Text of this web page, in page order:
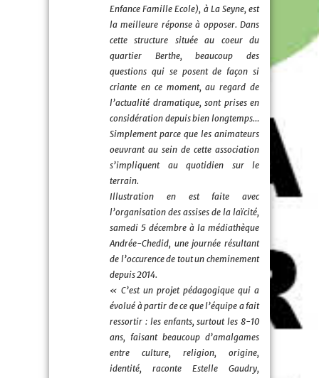
Enfance Famille Ecole), à La Seyne, est
la meilleure réponse à opposer. Dans
cette structure située au coeur du
quartier Berthe, beaucoup des
questions qui se posent de façon si
criante en ce moment, au regard de
l’actualité dramatique, sont prises en
considération depuis bien longtemps…
Simplement parce que les animateurs
oeuvrant au sein de cette association
s’impliquent au quotidien sur le
terrain.
Illustration en est faite avec
l’organisation des assises de la laïcité,
samedi 5 décembre à la médiathèque
Andrée-Chedid, une journée résultant
de l’occurence de tout un cheminement
depuis 2014.
« C’est un projet pédagogique qui a
évolué à partir de ce que l’équipe a fait
ressortir : les enfants, surtout les 8-10
ans, faisant beaucoup d’amalgames
entre culture, religion, origine,
identité, raconte Estelle Gaudry,